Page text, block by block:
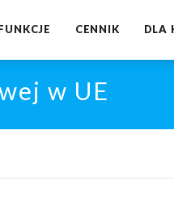
CENNIK DLA
w UE